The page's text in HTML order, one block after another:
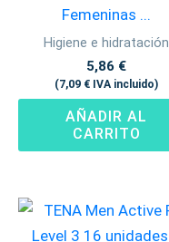
Femeninas ...
Higiene e hidratación
5,86 €
(7,09 € IVA incluido)
AÑADIR AL
CARRITO